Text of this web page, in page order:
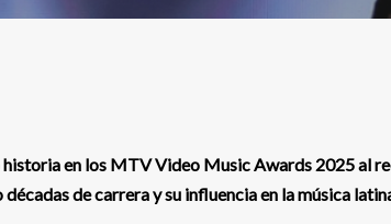
en los MTV Video Music Awards 2025 al
de carrera y su influencia en la música